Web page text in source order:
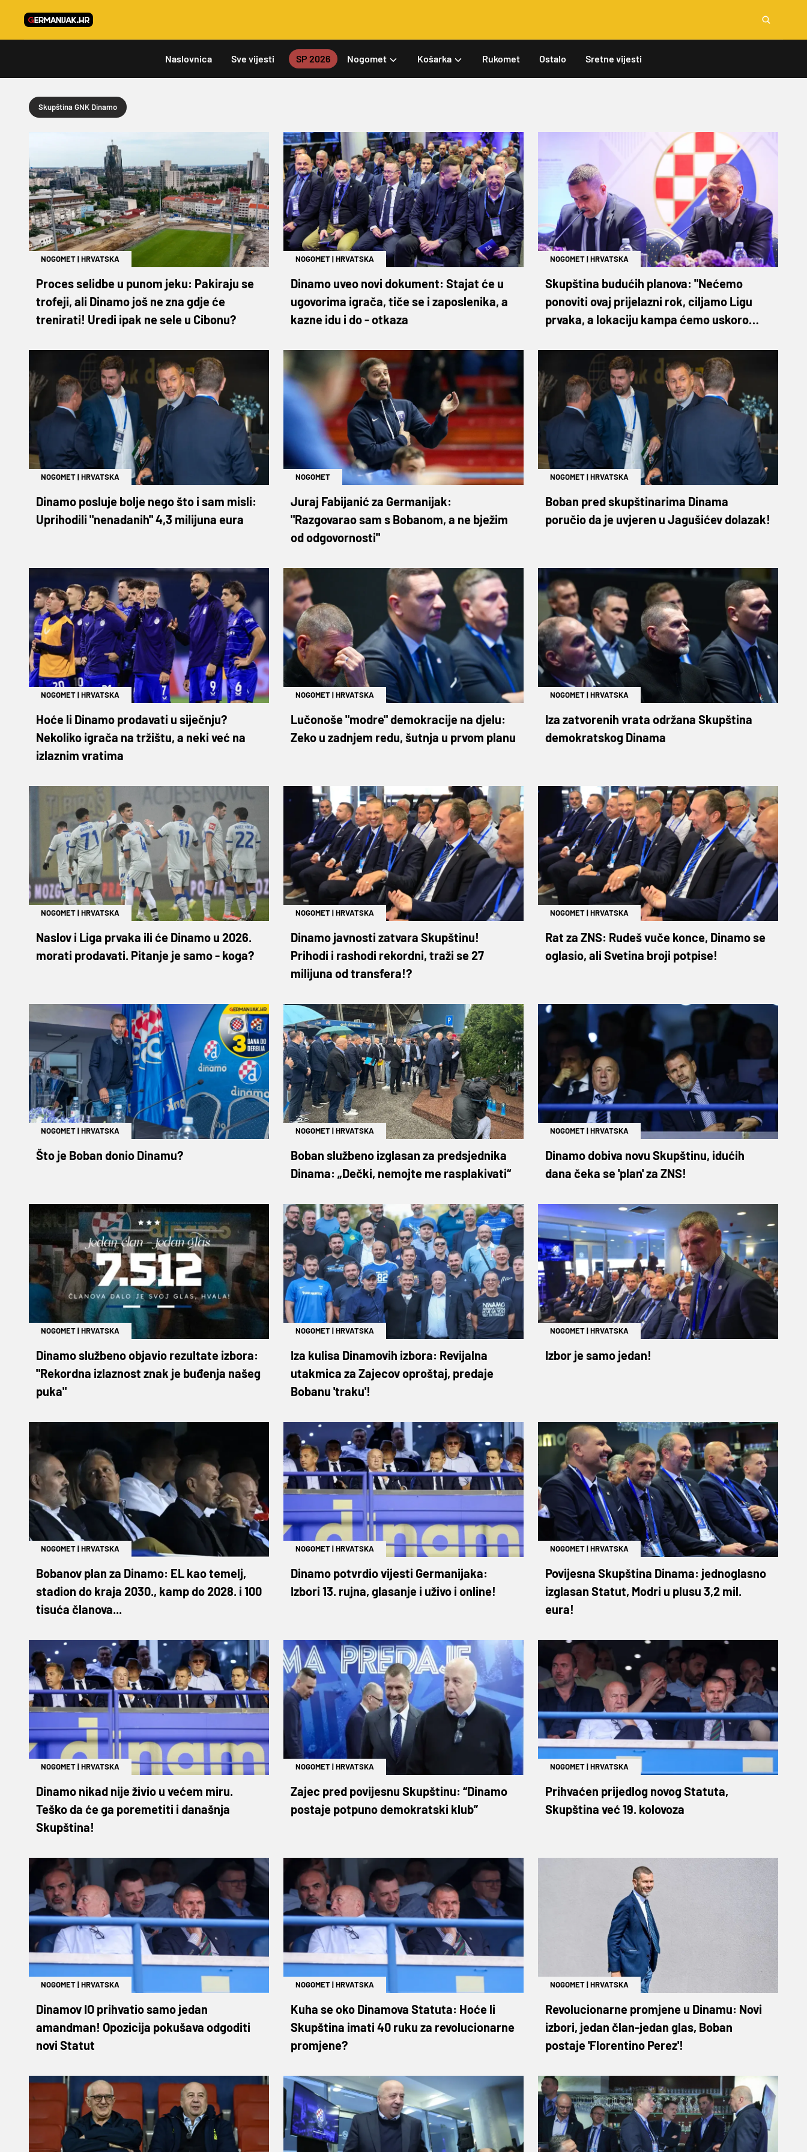
Naslovnica Sve vijesti SP 2026 Nogomet Košarka Rukomet Ostalo Sretne vijesti
Skupština GNK Dinamo
NOGOMET|HRVATSKA
Proces selidbe u punom jeku: Pakiraju se
trofeji, ali Dinamo još ne zna gdje će
trenirati! Uredi ipak ne sele u Cibonu?
NOGOMET|HRVATSKA
Dinamo uveo novi dokument: Stajat će u
ugovorima igrača, tiče se i zaposlenika, a
kazne idu i do - otkaza
NOGOMET|HRVATSKA
Skupština budućih planova: "Nećemo
ponoviti ovaj prijelazni rok, ciljamo Ligu
prvaka, a lokaciju kampa ćemo uskoro
NOGOMET|HRVATSKA
Dinamo posluje bolje nego što i sam misli:
Uprihodili "nenadanih" 4,3 milijuna eura
NOGOMET
Juraj Fabijanić za Germanijak:
"Razgovarao sam s Bobanom, a ne bježim
od odgovornosti"
NOGOMET|HRVATSKA
Boban pred skupštinarima Dinama
poručio da je uvjeren u Jagušićev dolazak!
NOGOMET|HRVATSKA
Hoće li Dinamo prodavati u siječnju?
Nekoliko igrača na tržištu, a neki već na
izlaznim vratima
NOGOMET|HRVATSKA
Lučonoše "modre" demokracije na djelu:
Zeko u zadnjem redu, šutnja u prvom planu
NOGOMET|HRVATSKA
Iza zatvorenih vrata održana Skupština
demokratskog Dinama
NOGOMET|HRVATSKA
Naslov i Liga prvaka ili će Dinamo u 2026.
morati prodavati. Pitanje je samo - koga?
NOGOMET|HRVATSKA
Dinamo javnosti zatvara Skupštinu!
Prihodi i rashodi rekordni, traži se 27
milijuna od transfera!?
NOGOMET|HRVATSKA
Rat za ZNS: Rudeš vuče konce, Dinamo se
oglasio, ali Svetina broji potpise!
NOGOMET|HRVATSKA
Što je Boban donio Dinamu?
NOGOMET|HRVATSKA
Boban službeno izglasan za predsjednika
Dinama: „Dečki, nemojte me rasplakivati“
NOGOMET|HRVATSKA
Dinamo dobiva novu Skupštinu, idućih
dana čeka se 'plan' za ZNS!
NOGOMET|HRVATSKA
Dinamo službeno objavio rezultate izbora:
"Rekordna izlaznost znak je buđenja našeg
puka"
NOGOMET|HRVATSKA
Iza kulisa Dinamovih izbora: Revijalna
utakmica za Zajecov oproštaj, predaje
Bobanu 'traku'!
NOGOMET|HRVATSKA
Izbor je samo jedan!
NOGOMET|HRVATSKA
Bobanov plan za Dinamo: EL kao temelj,
stadion do kraja 2030., kamp do 2028. i 100
tisuća članova...
NOGOMET|HRVATSKA
Dinamo potvrdio vijesti Germanijaka:
Izbori 13. rujna, glasanje i uživo i online!
NOGOMET|HRVATSKA
Povijesna Skupština Dinama: jednoglasno
izglasan Statut, Modri u plusu 3,2 mil.
eura!
NOGOMET|HRVATSKA
Dinamo nikad nije živio u većem miru.
Teško da će ga poremetiti i današnja
Skupština!
NOGOMET|HRVATSKA
Zajec pred povijesnu Skupštinu: “Dinamo
postaje potpuno demokratski klub”
NOGOMET|HRVATSKA
Prihvaćen prijedlog novog Statuta,
Skupština već 19. kolovoza
NOGOMET|HRVATSKA
Dinamov IO prihvatio samo jedan
amandman! Opozicija pokušava odgoditi
novi Statut
NOGOMET|HRVATSKA
Kuha se oko Dinamova Statuta: Hoće li
Skupština imati 40 ruku za revolucionarne
promjene?
NOGOMET|HRVATSKA
Revolucionarne promjene u Dinamu: Novi
izbori, jedan član-jedan glas, Boban
postaje 'Florentino Perez'!